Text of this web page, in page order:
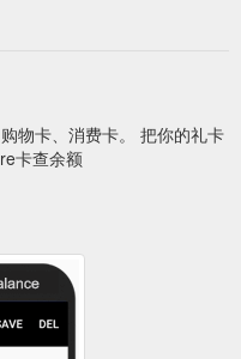
物卡、消费卡。 把你的礼卡
卡查余额